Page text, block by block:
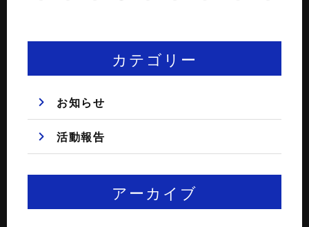
カテゴリー
お知らせ
活動報告
アーカイブ